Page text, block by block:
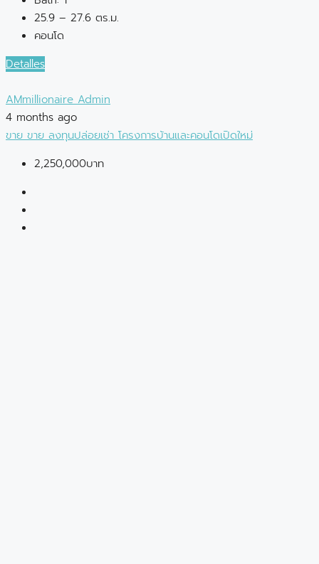
25.9 – 27.6 ตร.ม.
คอนโด
Detalles
AMmillionaire Admin
4 months ago
ขาย ขาย ลงทุนปล่อยเช่า โครงการบ้านและคอนโดเปิดใหม่
2,250,000บาท